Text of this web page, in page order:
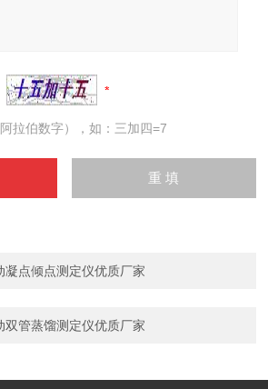
拉伯数字），如：三加四=7
凝点倾点测定仪优质厂家
双管蒸馏测定仪优质厂家